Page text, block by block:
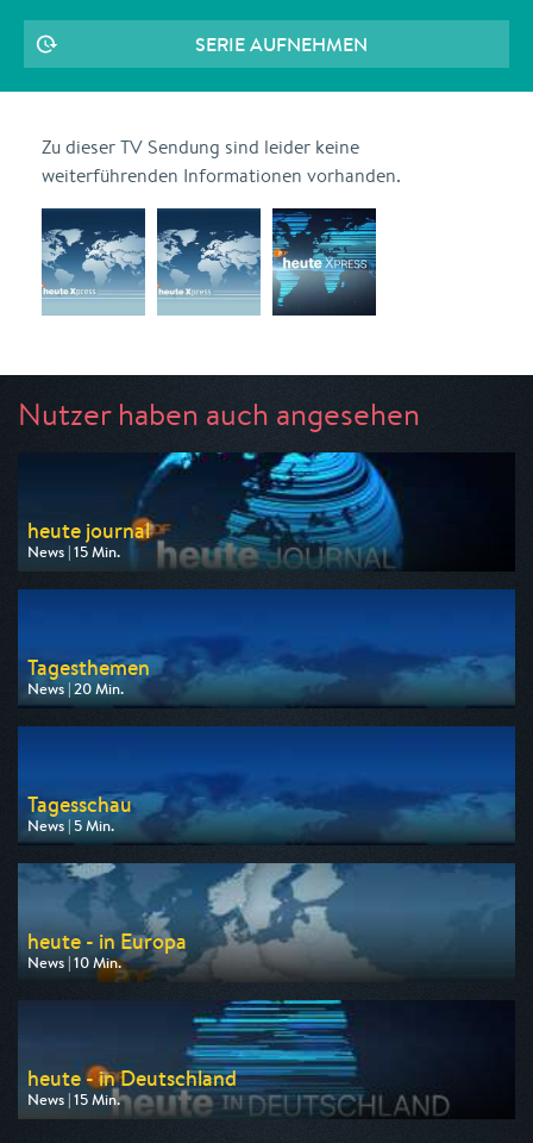
SERIE AUFNEHMEN
Zu dieser TV Sendung sind leider keine
weiterführenden Informationen vorhanden.
Nutzer haben auch angesehen
heute journal
News | 15 Min.
Ausgestrahlt von ZDF
am 08.08.2026, 23:15
Tagesthemen
News | 20 Min.
Ausgestrahlt von ARD
am 08.08.2026, 21:45
Tagesschau
News | 5 Min.
Ausgestrahlt von ARD
am 08.08.2026, 09:50
heute - in Europa
News | 10 Min.
Ausgestrahlt von ZDF
am 10.08.2026, 16:00
heute - in Deutschland
News | 15 Min.
Ausgestrahlt von ZDF